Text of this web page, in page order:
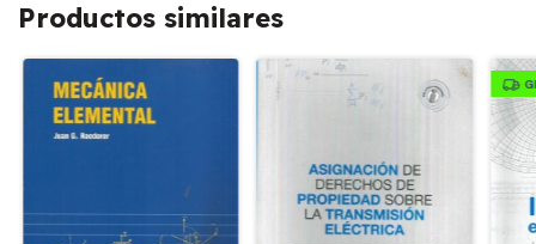
Productos similares